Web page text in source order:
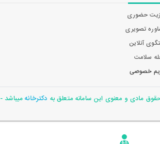
حضوری
تصویری
آنلاین
سلامت
خصوصی
مادی و معنوی این سامانه متعلق به دکترخانهمیباشد - 1405